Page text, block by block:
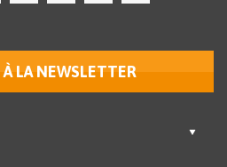
LA NEWSLETTER